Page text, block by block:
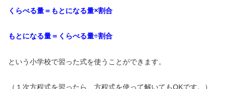
くらべる量＝もとになる量×割合
もとになる量＝くらべる量÷割合
という小学校で習った式を使うことができます。
（１次方程式を習ったら、方程式を使って解いてもOKです。）